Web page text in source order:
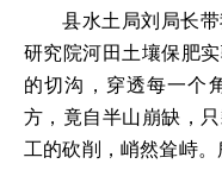
县水土局刘局长
研究院河田土壤保肥
的切沟，穿透每一个
方，竟自半山崩缺，
工的砍削，峭然耸峙